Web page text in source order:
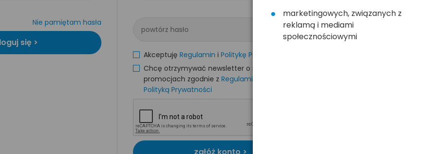
Nie pamiętam hasła
powtórz hasło
Akceptuję Regulamin i Politykę Prywatności
Chcę otrzymywać newsletter o nowościach i
promocjach zgodnie z Regulaminem
Polityką Prywatności
marketingowych, związanych z
reklamą i mediami
społecznościowymi